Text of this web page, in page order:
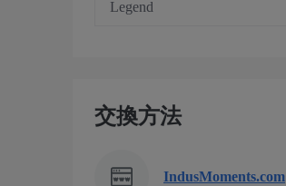
Legend
交換方法
IndusMoments.com